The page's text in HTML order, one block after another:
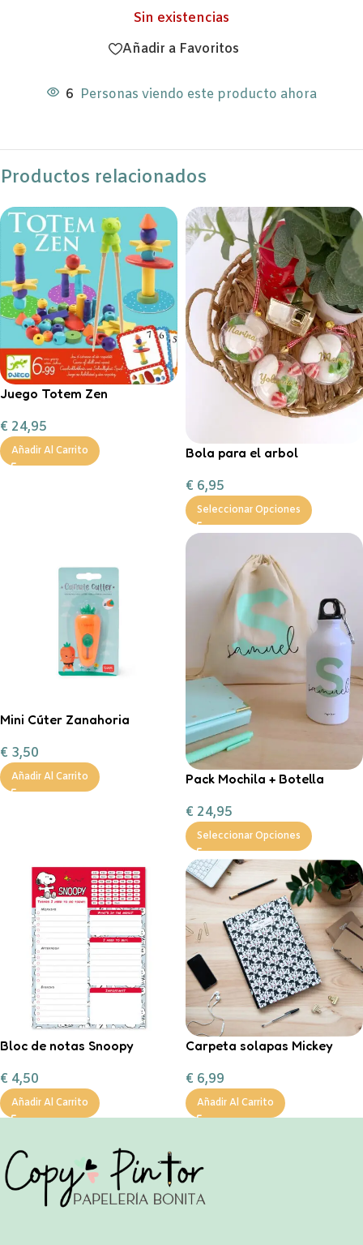
Sin existencias
Añadir a Favoritos
6 Personas viendo este producto ahora
Productos relacionados
Juego Totem Zen
€ 24,95
Añadir Al Carrito
Bola para el arbol
€ 6,95
Seleccionar Opciones
Mini Cúter Zanahoria
€ 3,50
Añadir Al Carrito
Pack Mochila + Botella
€ 24,95
Seleccionar Opciones
Bloc de notas Snoopy
€ 4,50
Añadir Al Carrito
Carpeta solapas Mickey
€ 6,99
Añadir Al Carrito